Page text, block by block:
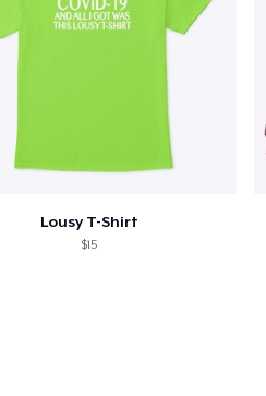
Lousy T-Shirt
$15